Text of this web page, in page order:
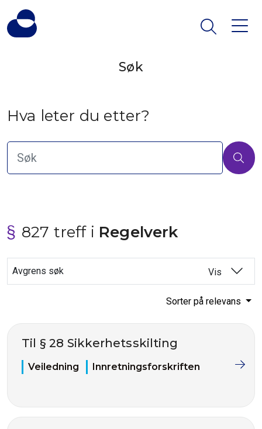
Søk
Hva leter du etter?
827 treff i Regelverk
Avgrens søk Vis
Sorter på relevans
Til § 28 Sikkerhetsskilting
Veiledning Innretningsforskriften